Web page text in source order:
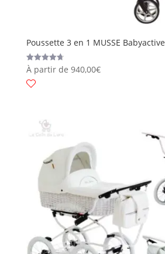
Poussette 3 en 1 MUSSE Babyactive
Valutato
4.75
su 5
À partir de 940,00€